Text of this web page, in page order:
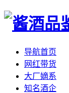
导航首页
网红带货
大厂嫡系
知名酒企